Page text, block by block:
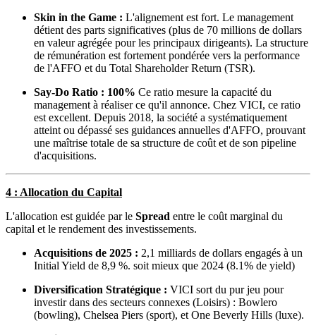
Skin in the Game : L'alignement est fort. Le management
détient des parts significatives (plus de 70 millions de dollars
en valeur agrégée pour les principaux dirigeants). La structure
de rémunération est fortement pondérée vers la performance
de l'AFFO et du Total Shareholder Return (TSR).
Say-Do Ratio : 100% Ce ratio mesure la capacité du
management à réaliser ce qu'il annonce. Chez VICI, ce ratio
est excellent. Depuis 2018, la société a systématiquement
atteint ou dépassé ses guidances annuelles d'AFFO, prouvant
une maîtrise totale de sa structure de coût et de son pipeline
d'acquisitions.
4 : Allocation du Capital
L'allocation est guidée par le Spread entre le coût marginal du
capital et le rendement des investissements.
Acquisitions de 2025 : 2,1 milliards de dollars engagés à un
Initial Yield de 8,9 %. soit mieux que 2024 (8.1% de yield)
Diversification Stratégique : VICI sort du pur jeu pour
investir dans des secteurs connexes (Loisirs) : Bowlero
(bowling), Chelsea Piers (sport), et One Beverly Hills (luxe).